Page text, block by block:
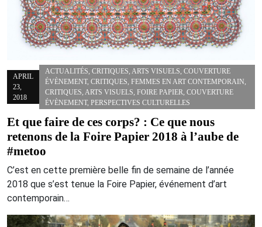
APRIL
23,
2018
ACTUALITÉS, CRITIQUES, ARTS VISUELS, COUVERTURE
ÉVÈNEMENT, CRITIQUES, FEMMES EN ART CONTEMPORAIN,
CRITIQUES, ARTS VISUELS, FOIRE PAPIER, COUVERTURE
ÉVÈNEMENT, PERSPECTIVES CULTURELLES
Et que faire de ces corps? : Ce que nous
retenons de la Foire Papier 2018 à l’aube de
#metoo
C’est en cette première belle fin de semaine de l’année
2018 que s’est tenue la Foire Papier, événement d’art
contemporain…